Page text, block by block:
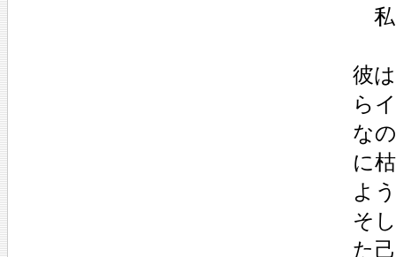
私
彼
ら
な
に
よ
そ
た